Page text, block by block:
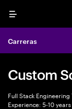
Menu
Carreras
Custom
Full Stack
Experience: 5-10 years